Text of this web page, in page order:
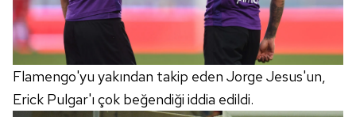
Flamengo'yu yakından takip eden Jorge Jesus'un,
Erick Pulgar'ı çok beğendiği iddia edildi.